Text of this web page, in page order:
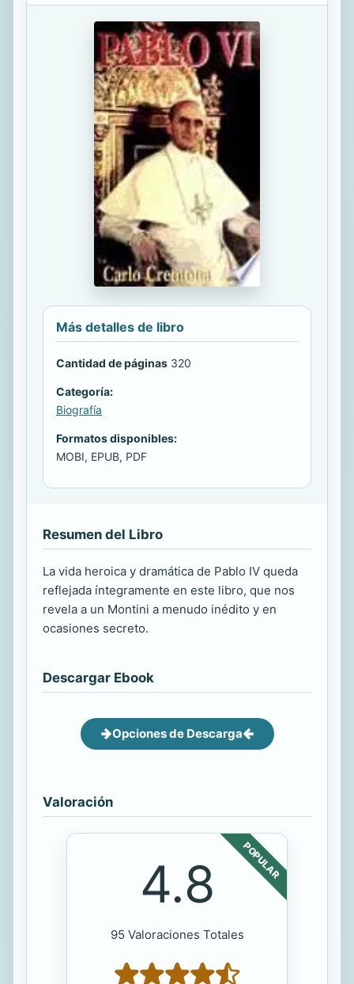
Más detalles de libro
Cantidad de páginas 320
Categoría:
Biografía
Formatos disponibles:
MOBI, EPUB, PDF
Resumen del Libro
La vida heroica y dramática de Pablo IV queda
reflejada íntegramente en este libro, que nos
revela a un Montini a menudo inédito y en
ocasiones secreto.
Descargar Ebook
Opciones de Descarga
Valoración
POPULAR
4.8
95 Valoraciones Totales